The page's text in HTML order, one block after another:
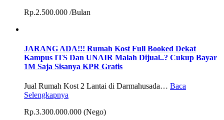
Rp.2.500.000 /Bulan
JARANG ADA!!! Rumah Kost Full Booked Dekat
Kampus ITS Dan UNAIR Malah Dijual..? Cukup Bayar
1M Saja Sisanya KPR Gratis
Jual Rumah Kost 2 Lantai di Darmahusada… Baca
Selengkapnya
Rp.3.300.000.000 (Nego)